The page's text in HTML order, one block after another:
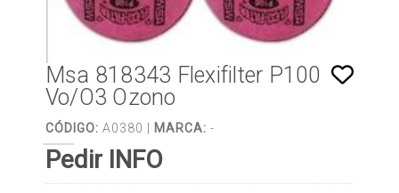
Msa 818343 Flexifilter P100
Vo/O3 Ozono
CÓDIGO: A0380 | MARCA: -
Pedir INFO